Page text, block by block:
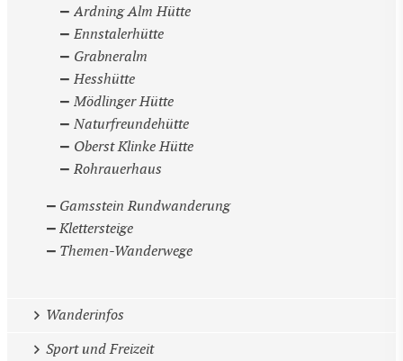
Ardning Alm Hütte
Ennstalerhütte
Grabneralm
Hesshütte
Mödlinger Hütte
Naturfreundehütte
Oberst Klinke Hütte
Rohrauerhaus
Gamsstein Rundwanderung
Klettersteige
Themen-Wanderwege
Wanderinfos
Sport und Freizeit